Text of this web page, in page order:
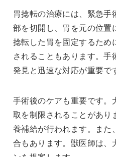
胃捻転の治療には、緊急
部を切開し、胃を元の位
捻転した胃を固定するた
されることもあります。
発見と迅速な対応が重要で
手術後のケアも重要です
取を制限されることがあ
養補給が行われます。ま
合もあります。獣医師は